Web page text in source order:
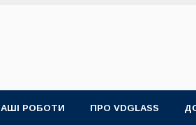
РОБОТИ ПРО VDGLASS